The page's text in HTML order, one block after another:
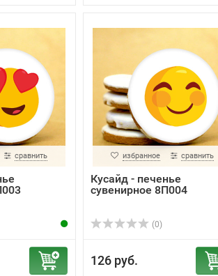
сравнить избранное сравнить
Кусайд - печенье
сувенирное 8П004
(0)
126 руб.